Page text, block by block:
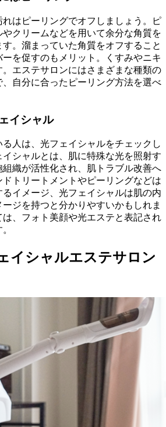
はピーリングでオフしましょう。ピ
クリームなどを用いて余分な角質を
。溜まっていた角質をオフすること
を促すのもメリット。くすみやニキ
。エステサロンにはさまざまな種類の
、自分に合ったピーリング方法を選べ
イシャル
人は、光フェイシャルをチェックし
シャルとは、肌に特殊な光を照射す
織が活性化され、肌トラブル改善へ
トリートメントやピーリングなどは
イメージ、光フェイシャルは肌の内
ジを持つと分かりやすいかもしれま
、フォト美顔や光エステと表記され
イシャルエステサロン